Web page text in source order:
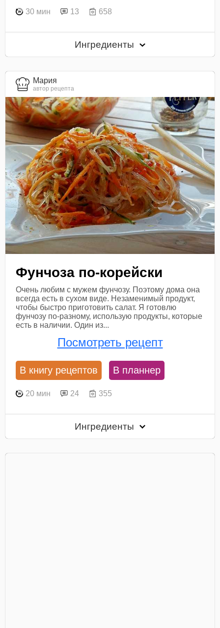
30 мин 13 658
Ингредиенты
Мария
автор рецепта
Фунчоза по-корейски
Очень любим с мужем фунчозу. Поэтому дома она
всегда есть в сухом виде. Незаменимый продукт,
чтобы быстро приготовить салат. Я готовлю
фунчозу по-разному, использую продукты, которые
есть в наличии. Один из...
Посмотреть рецепт
В книгу рецептов В планнер
20 мин 24 355
Ингредиенты